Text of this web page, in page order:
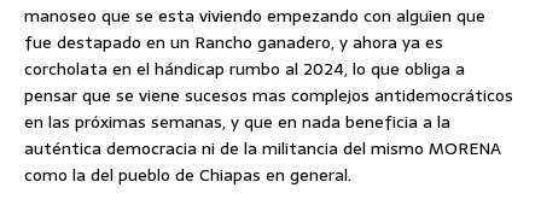
manoseo que se esta viviendo empezando con alguien que
fue destapado en un Rancho ganadero, y ahora ya es
corcholata en el hándicap rumbo al 2024, lo que obliga a
pensar que se viene sucesos mas complejos antidemocráticos
en las próximas semanas, y que en nada beneficia a la
auténtica democracia ni de la militancia del mismo MORENA
como la del pueblo de Chiapas en general.